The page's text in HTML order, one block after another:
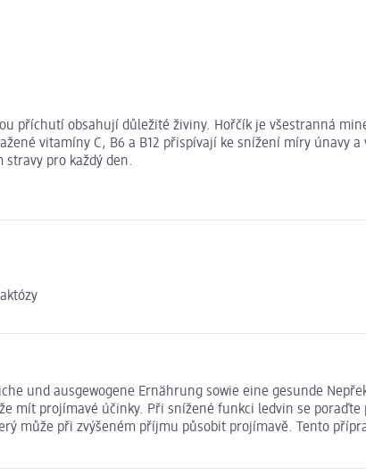
příchutí obsahují důležité živiny. Hořčík je všestranná
vitamíny C, B6 a B12 přispívají ke snížení míry
stravy pro každý den.
und ausgewogene Ernährung sowie eine gesunde
mít projímavé účinky. Při snížené funkci ledvin se
může při zvýšeném příjmu působit projímavě. Tento